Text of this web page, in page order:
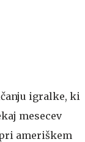
igralke, ki
mesecev
ameriškem